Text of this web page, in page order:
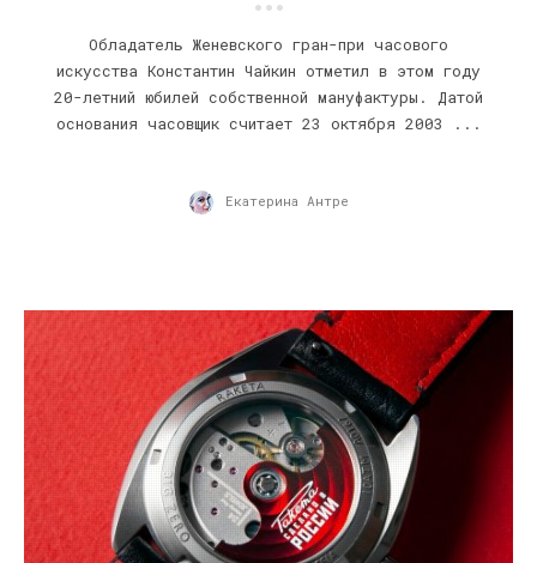
Обладатель Женевского гран-при часового
искусства Константин Чайкин отметил в этом году
20-летний юбилей собственной мануфактуры. Датой
основания часовщик считает 23 октября 2003 ...
Екатерина Антре